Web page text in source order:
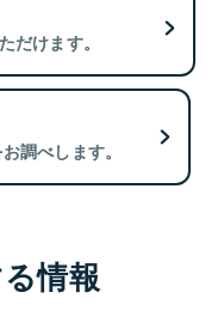
だけます。
調べします。
情報